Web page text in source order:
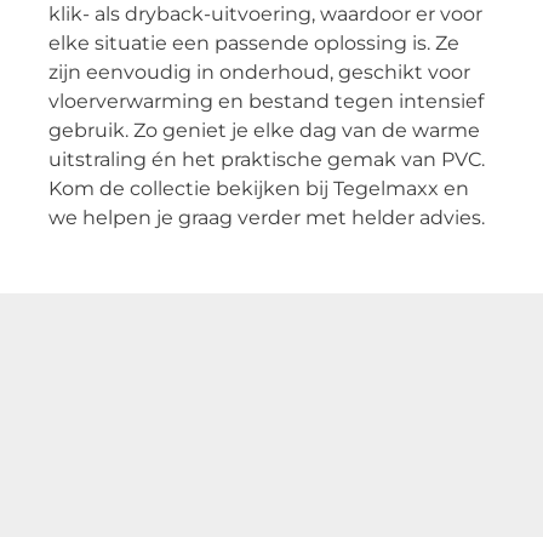
klik- als dryback-uitvoering, waardoor er voor
elke situatie een passende oplossing is. Ze
zijn eenvoudig in onderhoud, geschikt voor
vloerverwarming en bestand tegen intensief
gebruik. Zo geniet je elke dag van de warme
uitstraling én het praktische gemak van PVC.
Kom de collectie bekijken bij Tegelmaxx en
we helpen je graag verder met helder advies.